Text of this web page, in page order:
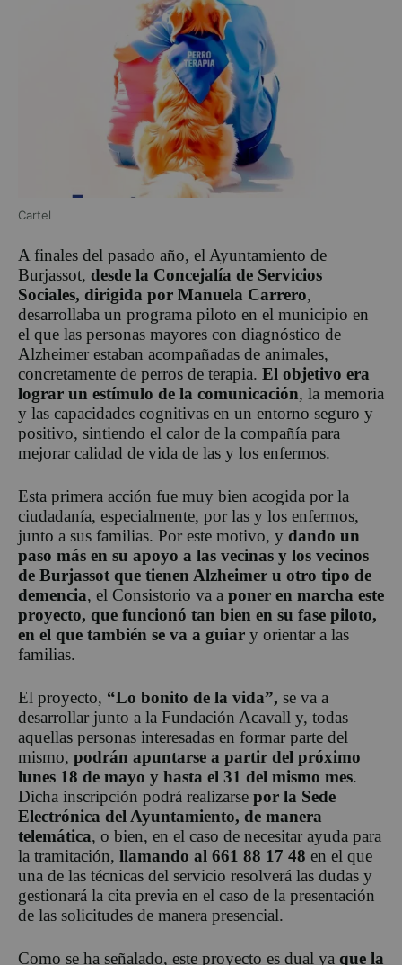
Cartel
A finales del pasado año, el Ayuntamiento de
Burjassot, desde la Concejalía de Servicios
Sociales, dirigida por Manuela Carrero,
desarrollaba un programa piloto en el municipio en
el que las personas mayores con diagnóstico de
Alzheimer estaban acompañadas de animales,
concretamente de perros de terapia. El objetivo era
lograr un estímulo de la comunicación, la memoria
y las capacidades cognitivas en un entorno seguro y
positivo, sintiendo el calor de la compañía para
mejorar calidad de vida de las y los enfermos.
Esta primera acción fue muy bien acogida por la
ciudadanía, especialmente, por las y los enfermos,
junto a sus familias. Por este motivo, y dando un
paso más en su apoyo a las vecinas y los vecinos
de Burjassot que tienen Alzheimer u otro tipo de
demencia, el Consistorio va a poner en marcha este
proyecto, que funcionó tan bien en su fase piloto,
en el que también se va a guiar y orientar a las
familias.
El proyecto, “Lo bonito de la vida”, se va a
desarrollar junto a la Fundación Acavall y, todas
aquellas personas interesadas en formar parte del
mismo, podrán apuntarse a partir del próximo
lunes 18 de mayo y hasta el 31 del mismo mes.
Dicha inscripción podrá realizarse por la Sede
Electrónica del Ayuntamiento, de manera
telemática, o bien, en el caso de necesitar ayuda para
la tramitación, llamando al 661 88 17 48 en el que
una de las técnicas del servicio resolverá las dudas y
gestionará la cita previa en el caso de la presentación
de las solicitudes de manera presencial.
Como se ha señalado, este proyecto es dual ya que la